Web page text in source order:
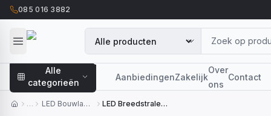
085 016 3882
Alle
categorieën
AanbiedingenZakelijk
Over
ons
Contact
… LED Bouwlampen
LED Breedstraler, 200W, SMD, Samsung Chip, 6400K, Zwarte Behuizing